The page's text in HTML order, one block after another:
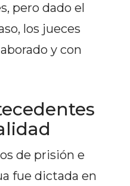
pero dado el
los jueces
y con
de prisión e
fue dictada en